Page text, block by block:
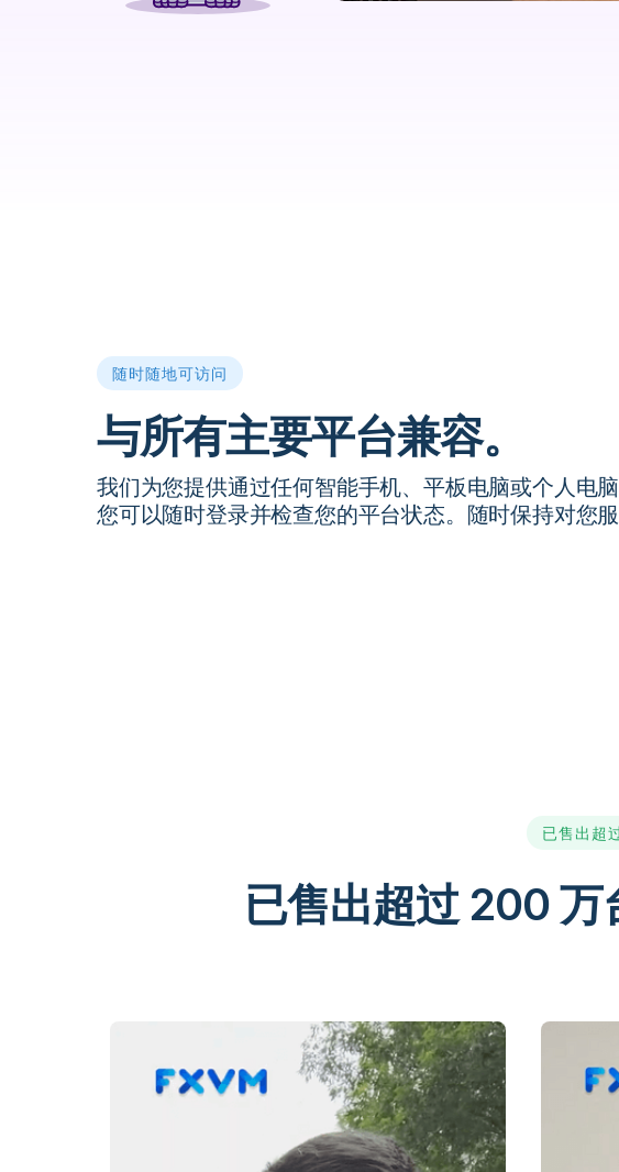
随时随地可访问
与所有主要平台兼容。
我们为您提供通过任何智能手机、平板电脑或个人电
您可以随时登录并检查您的平台状态。随时保持对您服
已售出超
已售出超过 200 万